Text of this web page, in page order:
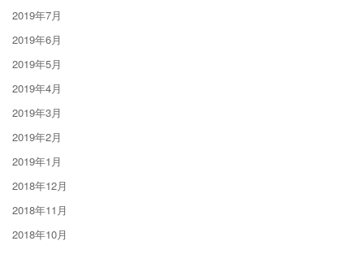
2019年7月
2019年6月
2019年5月
2019年4月
2019年3月
2019年2月
2019年1月
2018年12月
2018年11月
2018年10月